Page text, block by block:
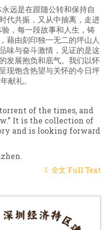
远是在跟随公转和保持自
代共振，又从中抽离，走进
，每一段故事和人生，铸
藉由刻印独一无二的坪山人
味与奋斗激情，见证的是这
发展抱负和底气。我们以怀
现饱含热望与关怀的今日坪
献礼。
of the times, and
It is the collection of
and is looking forward
⇩ 全文 Full Text